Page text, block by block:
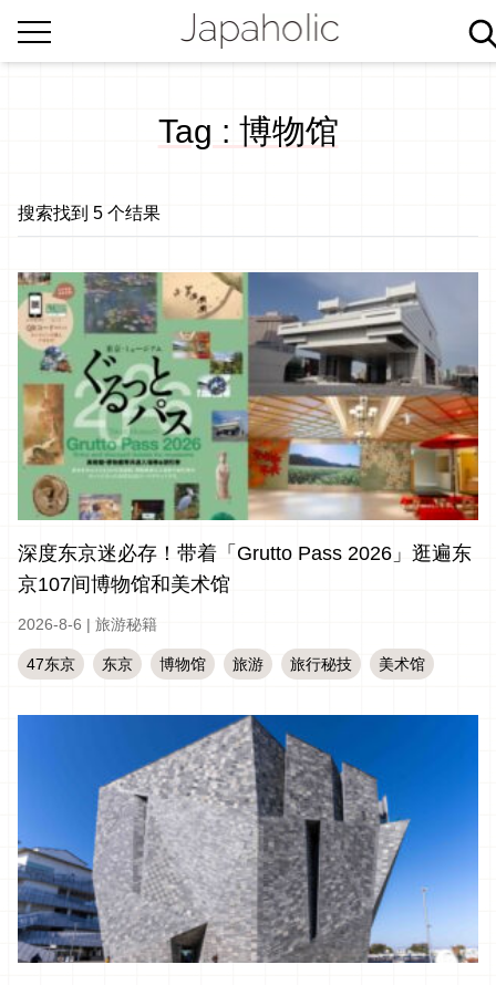
Tag : 博物馆
搜索找到 5 个结果
深度东京迷必存！带着「Grutto Pass 2026」逛遍东
京107间博物馆和美术馆
2026-8-6 | 旅游秘籍
47东京 东京 博物馆 旅游 旅行秘技 美术馆